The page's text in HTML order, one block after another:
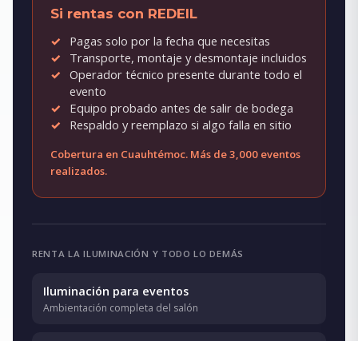
Si rentas con REDEIL
Pagas solo por la fecha que necesitas
Transporte, montaje y desmontaje incluidos
Operador técnico presente durante todo el
evento
Equipo probado antes de salir de bodega
Respaldo y reemplazo si algo falla en sitio
Cobertura en Cuauhtémoc. Más de 3,000 eventos
realizados.
RENTA LA ILUMINACIÓN Y TODO LO DEMÁS
Iluminación para eventos
Ambientación completa del salón